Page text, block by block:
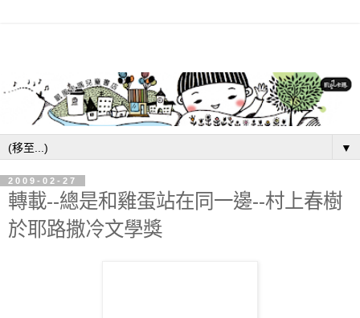
▼
2009-02-27
轉載--總是和雞蛋站在同一邊--村上春樹
於耶路撒冷文學獎